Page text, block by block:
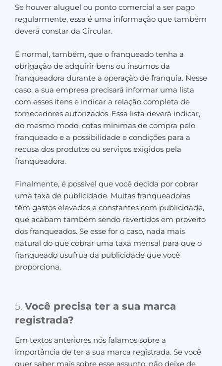
Se houver aluguel ou ponto comercial a ser pago
regularmente, essa é uma informação que também
deverá constar da Circular.
É normal, também, que o franqueado tenha a
obrigação de adquirir bens ou insumos da
franqueadora durante a operação de franquia. Nesse
caso, a sua empresa precisará informar uma lista
com esses itens e indicar a relação completa de
fornecedores autorizados. Essa lista deverá indicar,
do mesmo modo, cotas mínimas de compra pelo
franqueado e a possibilidade e condições para a
recusa dos produtos ou serviços exigidos pela
franqueadora.
Finalmente, é possível que você decida por cobrar
uma taxa de publicidade. Muitas franqueadoras
têm gastos elevados e constantes com publicidade,
que acabam também sendo revertidos em proveito
dos franqueados. Se esse for o caso, nada mais
natural do que cobrar uma taxa mensal para que o
franqueado usufrua da publicidade que você
proporciona.
5. Você precisa ter a sua marca
registrada?
Em textos anteriores nós falamos sobre a
importância de ter a sua marca registrada. Se você
quer saber mais sobre esse assunto, não deixe de